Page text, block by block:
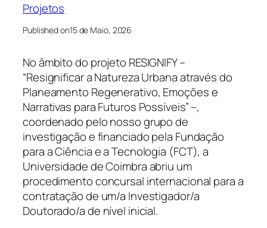
Projetos
Published on15 de Maio, 2026
No âmbito do projeto RESIGNIFY –
“Resignificar a Natureza Urbana através do
Planeamento Regenerativo, Emoções e
Narrativas para Futuros Possíveis” –,
coordenado pelo nosso grupo de
investigação e financiado pela Fundação
para a Ciência e a Tecnologia (FCT), a
Universidade de Coimbra abriu um
procedimento concursal internacional para a
contratação de um/a Investigador/a
Doutorado/a de nível inicial.